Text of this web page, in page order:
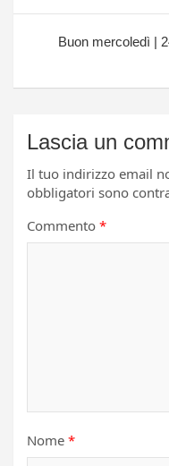
Buon mercoledì |
Lascia un
Il tuo indirizzo email
obbligatori sono
Commento *
Nome *